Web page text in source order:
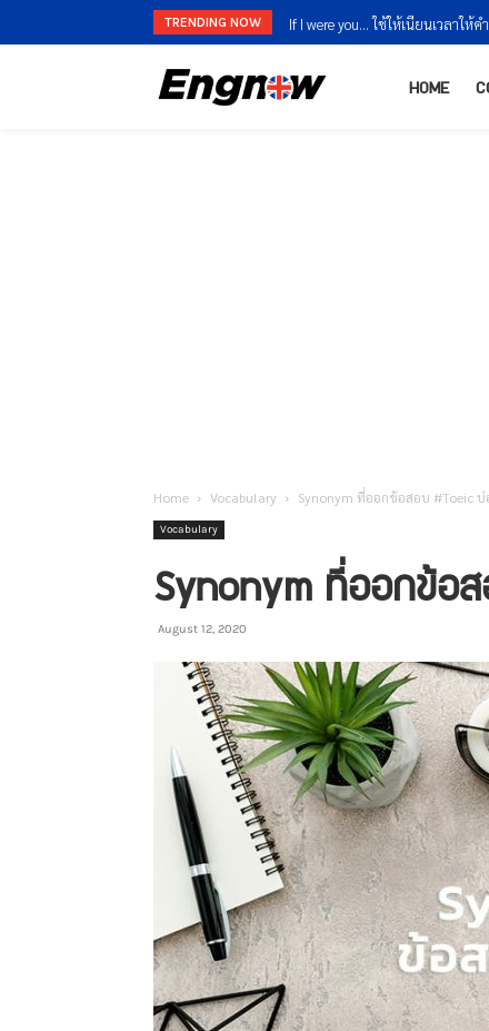
TRENDING NOW If I were you… ใช้ให้เนียนเวลาให้ค
HOME
Home Vocabulary Synonym ที่ออกข้อสอบ #Toeic
Vocabulary
Synonym ที่ออกข้อ
August 12, 2020